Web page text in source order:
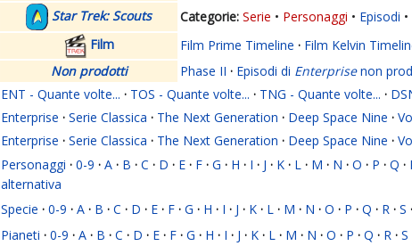
Star Trek: Scouts Serie Personaggi Episodi
Film
Film Prime Timeline · Film Kelvin
Non prodotti
Phase II · Episodi di Enterprisenon
ENT - Quante volte... · TOS - Quante volte... · TNG - Quante volte... ·
Enterprise · Serie Classica · The Next Generation · Deep Space Nine ·
Enterprise · Serie Classica · The Next Generation · Deep Space Nine ·
Personaggi · 0-9 · A · B · C · D · E · F · G · H · I · J · K · L · M · N · O · P · Q ·
alternativa
Specie · 0-9 · A · B · C · D · E · F · G · H · I · J · K · L · M · N · O · P · Q · R · S ·
Pianeti · 0-9 · A · B · C · D · E · F · G · H · I · J · K · L · M · N · O · P · Q · R · S